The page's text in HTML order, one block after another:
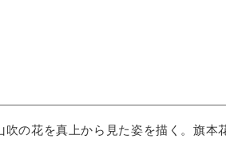
の花を真上から見た姿を描く。旗本